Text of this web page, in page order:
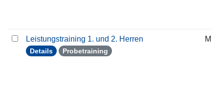
Leistungstraining 1. und 2. Herren
Details Probetraining